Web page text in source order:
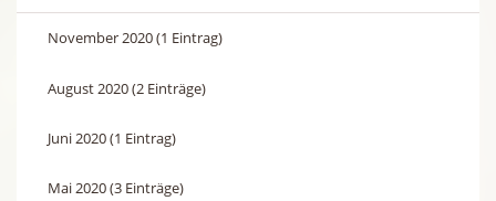
November 2020 (1 Eintrag)
August 2020 (2 Einträge)
Juni 2020 (1 Eintrag)
Mai 2020 (3 Einträge)